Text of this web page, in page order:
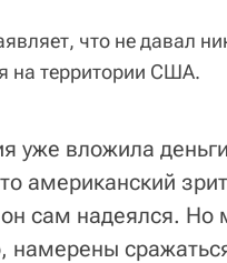
что не давал
на территории США.
уже вложила
американский
сам надеялся. Но
намерены